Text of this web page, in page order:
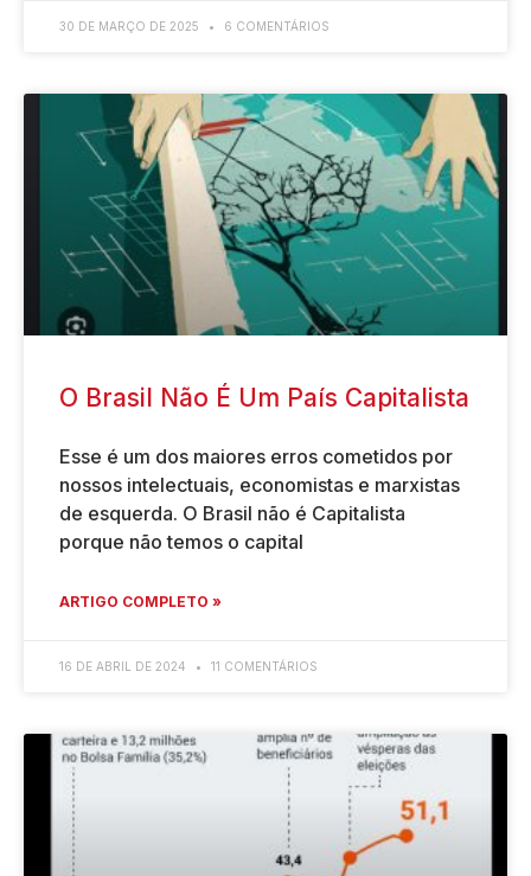
30 DE MARÇO DE 2025 6 COMENTÁRIOS
O Brasil Não É Um País Capitalista
Esse é um dos maiores erros cometidos por
nossos intelectuais, economistas e marxistas
de esquerda. O Brasil não é Capitalista
porque não temos o capital
ARTIGO COMPLETO »
16 DE ABRIL DE 2024 11 COMENTÁRIOS